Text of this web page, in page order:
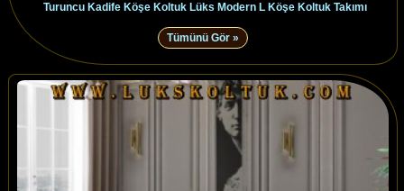
Turuncu Kadife Köşe Koltuk Lüks Modern L Köşe Koltuk Takımı
Tümünü Gör »